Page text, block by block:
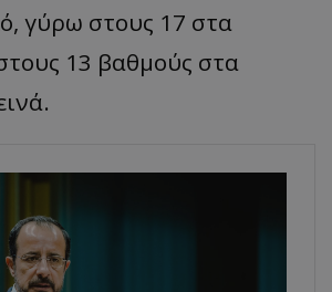
γύρω στους 17 στα
13 βαθμούς στα